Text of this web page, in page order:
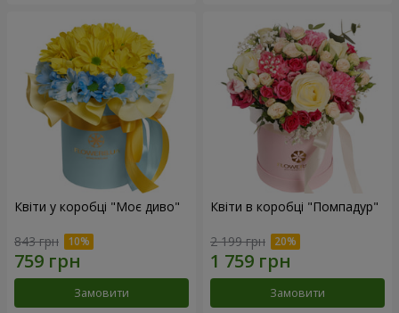
Квіти у коробці "Моє диво"
843 грн
Замовити
Квіти в коробці "Помпадур"
2 199 грн
Замовити